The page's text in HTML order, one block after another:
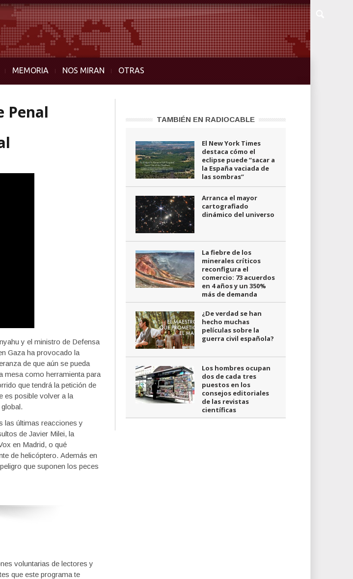
MEMORIA NOS MIRAN OTRAS
Penal
y el ministro de Defensa
Gaza ha provocado la
de que aún se pueda
mesa como herramienta para
que tendrá la petición de
es posible volver a la
las últimas reacciones y
de Javier Milei, la
en Madrid, o qué
de helicóptero. Además en
que suponen los peces
voluntarias de lectores y
que este programa te
TAMBIÉN EN RADIOCABLE
El New York Times
destaca cómo el
eclipse puede “sacar a
la España vaciada de
las sombras”
Arranca el mayor
cartografiado
dinámico del universo
La fiebre de los
minerales críticos
reconfigura el
comercio: 73 acuerdos
en 4 años y un 350%
más de demanda
¿De verdad se han
hecho muchas
películas sobre la
guerra civil española?
Los hombres ocupan
dos de cada tres
puestos en los
consejos editoriales
de las revistas
científicas